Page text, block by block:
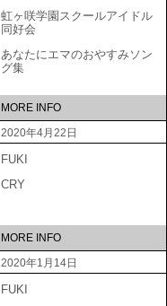
虹ヶ咲学園スクールアイドル
同好会
あなたにエマのおやすみソン
グ集
MORE INFO
2020年4月22日
FUKI
CRY
MORE INFO
2020年1月14日
FUKI